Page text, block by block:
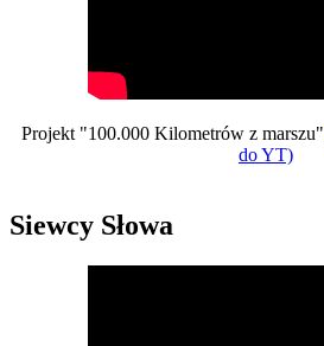
Projekt "100.000 Kilometrów z marszu"
do YT)
Siewcy Słowa